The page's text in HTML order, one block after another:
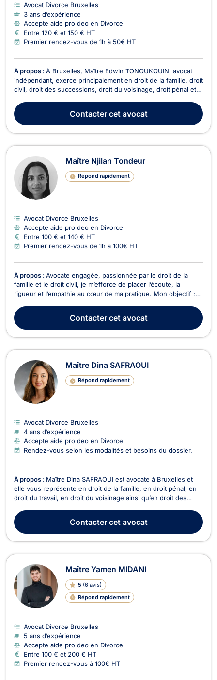
Avocat Divorce Bruxelles
3 ans d’expérience
Accepte aide pro deo en Divorce
Entre 120 € et 150 € HT
Premier rendez-vous de 1h à 50€ HT
À propos : À Bruxelles, Maître Edwin TONOUKOUIN, avocat
indépendant, exerce principalement en droit de la famille, droit
civil, droit des successions, droit du voisinage, droit pénal et
clients afin de les accompagner dans des situations juridiques
diverses et d’assurer l...Contactercet avocat
Maître Njilan Tondeur
Répond rapidement
Avocat Divorce Bruxelles
Accepte aide pro deo en Divorce
Entre 100 € et 140 € HT
Premier rendez-vous de 1h à 100€ HT
À propos : Avocate engagée, passionnée par le droit de la
famille et le droit civil, je m’efforce de placer l’écoute, la
rigueur et l’empathie au cœur de ma pratique. Mon objectif :
sensibles, tout en vous apportant des solutions juridiques
concrètes et personnalisées. Formée aux modes a...
Contactercet avocat
Maître Dina SAFRAOUI
Répond rapidement
Avocat Divorce Bruxelles
4 ans d’expérience
Accepte aide pro deo en Divorce
Rendez-vous selon les modalités et besoins du dossier.
À propos : Maître Dina SAFRAOUI est avocate à Bruxelles et
elle vous représente en droit de la famille, en droit pénal, en
droit du travail, en droit du voisinage ainsi qu’en droit des
SAFRAOUI conseille et représente ses clients dans les affaires
relatives au divorce...Contactercet avocat
Maître Yamen MIDANI
5 (6 avis)
Répond rapidement
Avocat Divorce Bruxelles
5 ans d’expérience
Accepte aide pro deo en Divorce
Entre 100 € et 200 € HT
Premier rendez-vous à 100€ HT